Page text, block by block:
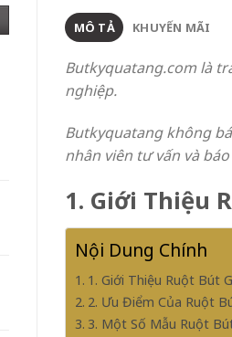
MÔ TẢ KHUYẾN MÃI
Butkyquatang.com là
nghiệp.
Butkyquatang không
nhân viên tư vấn và
1. Giới Thiệu
Nội Dung Chính
1. Giới Thiệu Ruột Bút
2. Ưu Điểm Của Ruột
3. Một Số Mẫu Ruột